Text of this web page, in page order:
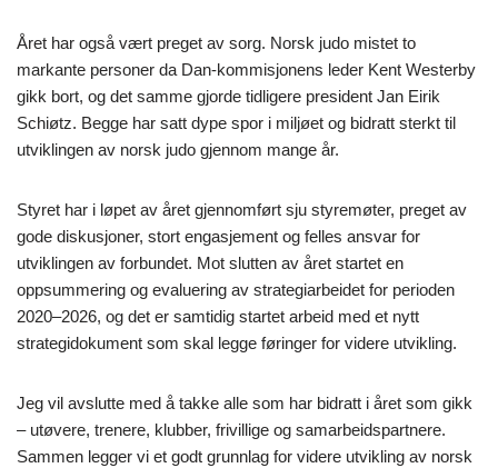
Året har også vært preget av sorg. Norsk judo mistet to
markante personer da Dan‑kommisjonens leder Kent Westerby
gikk bort, og det samme gjorde tidligere president Jan Eirik
Schiøtz. Begge har satt dype spor i miljøet og bidratt sterkt til
utviklingen av norsk judo gjennom mange år.
Styret har i løpet av året gjennomført sju styremøter, preget av
gode diskusjoner, stort engasjement og felles ansvar for
utviklingen av forbundet. Mot slutten av året startet en
oppsummering og evaluering av strategiarbeidet for perioden
2020–2026, og det er samtidig startet arbeid med et nytt
strategidokument som skal legge føringer for videre utvikling.
Jeg vil avslutte med å takke alle som har bidratt i året som gikk
– utøvere, trenere, klubber, frivillige og samarbeidspartnere.
Sammen legger vi et godt grunnlag for videre utvikling av norsk